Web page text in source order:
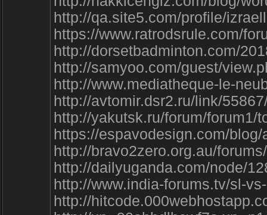
http://qa.site5.com/profile/
https://www.ratrodsrule.com/
http://dorsetbadminton.com/
http://samyoo.com/guest/
http://www.mediatheque-le-
http://avtomir.dsr2.ru/link/
http://yakutsk.ru/forum/forum1/
https://espavodesign.com/
http://bravo2zero.org.au/
http://dailyuganda.com/node/
http://www.india-forums.tv/sl-
http://